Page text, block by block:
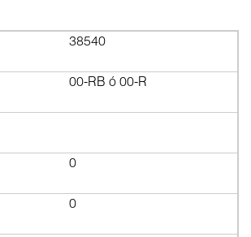
38540
00-RB ó 00-R
0
0